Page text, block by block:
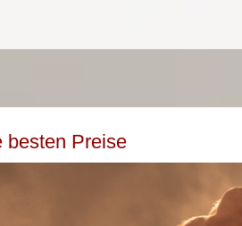
besten Preise